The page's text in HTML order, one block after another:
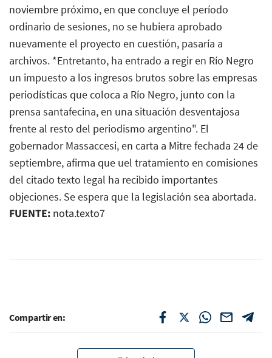
noviembre próximo, en que concluye el período
ordinario de sesiones, no se hubiera aprobado
nuevamente el proyecto en cuestión, pasaría a
archivos. *Entretanto, ha entrado a regir en Río Negro
un impuesto a los ingresos brutos sobre las empresas
periodísticas que coloca a Río Negro, junto con la
prensa santafecina, en una situación desventajosa
frente al resto del periodismo argentino". El
gobernador Massaccesi, en carta a Mitre fechada 24 de
septiembre, afirma que uel tratamiento en comisiones
del citado texto legal ha recibido importantes
objeciones. Se espera que la legislación sea abortada.
FUENTE: nota.texto7
Compartir en: